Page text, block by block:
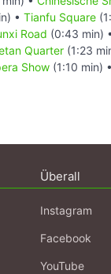
• Tianfu Square
Road (0:43 min) •
Quarter (1:23
Show (1:10 min) •
Überall
Instagram
Facebook
YouTube